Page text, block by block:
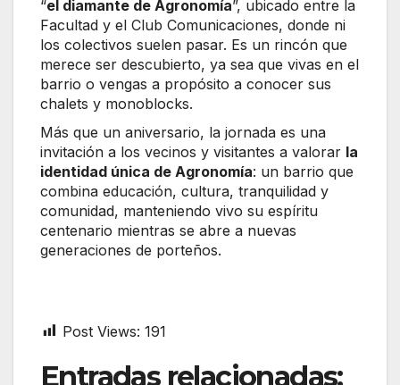
“el diamante de Agronomía”, ubicado entre la
Facultad y el Club Comunicaciones, donde ni
los colectivos suelen pasar. Es un rincón que
merece ser descubierto, ya sea que vivas en el
barrio o vengas a propósito a conocer sus
chalets y monoblocks.
Más que un aniversario, la jornada es una
invitación a los vecinos y visitantes a valorar la
identidad única de Agronomía: un barrio que
combina educación, cultura, tranquilidad y
comunidad, manteniendo vivo su espíritu
centenario mientras se abre a nuevas
generaciones de porteños.
Post Views: 191
Entradas relacionadas: